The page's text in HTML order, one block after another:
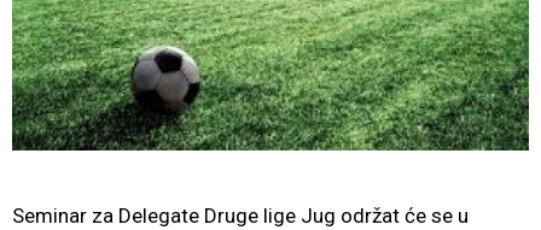
Seminar za Delegate Druge lige Jug održat će se u